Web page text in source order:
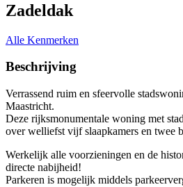
Zadeldak
Alle Kenmerken
Beschrijving
Verrassend ruim en sfeervolle
Maastricht.
Deze rijksmonumentale woning met
over welliefst vijf slaapkamers en twee
Werkelijk alle voorzieningen en de
directe nabijheid!
Parkeren is mogelijk middels